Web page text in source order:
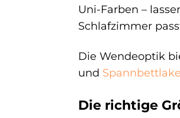
Uni-Farben –
Schlafzimmer
Die Wendeoptik
und
Die richtige